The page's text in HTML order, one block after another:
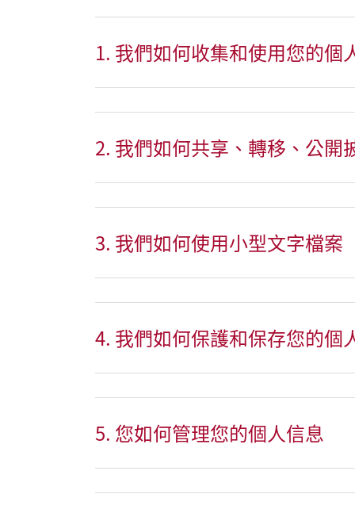
1. 我們如何收集和使用您的個
2. 我們如何共享、轉移、公開
3. 我們如何使用小型文字檔
4. 我們如何保護和保存您的個
5. 您如何管理您的個人信息